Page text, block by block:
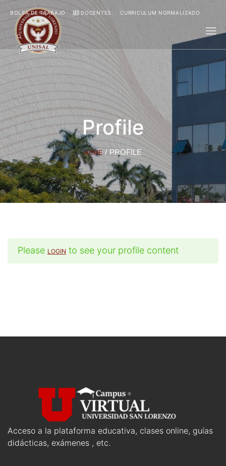
BOLSA DE TRABAJO DOCENTES CURRICULUM NORMALIZADO
Profile
HOME / PROFILE
Please LOGIN to see your profile content
Acceso a la plataforma educativa, clases online, guías
didácticas, exámenes , etc.